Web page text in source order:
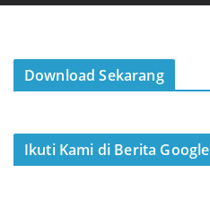
Download Sekarang
Ikuti Kami di Berita Google